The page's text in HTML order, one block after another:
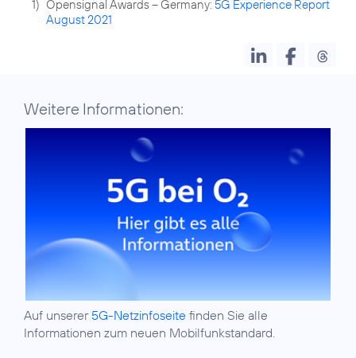
1) Opensignal Awards – Germany: 5G Experience Report
August 2021
Weitere Informationen:
Auf unserer 5G-Netzinfoseite finden Sie alle
Informationen zum neuen Mobilfunkstandard.